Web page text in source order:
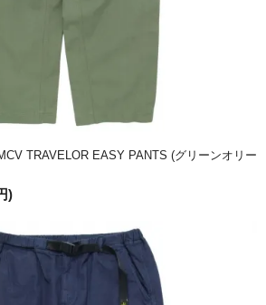
TRAVELOR EASY PANTS (グリーンオリー
)